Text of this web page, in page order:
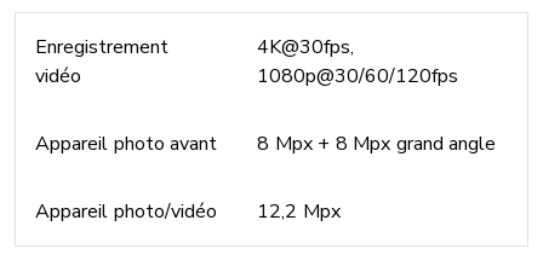
Enregistrement
vidéo
4K@30fps,
1080p@30/60/120fps
Appareil photo avant 8 Mpx + 8 Mpx grand angle
Appareil photo/vidéo 12,2 Mpx